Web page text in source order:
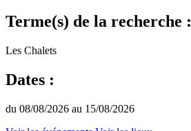
Terme(s) de la recherche :
Les Chalets
Dates :
du 08/08/2026 au 15/08/2026